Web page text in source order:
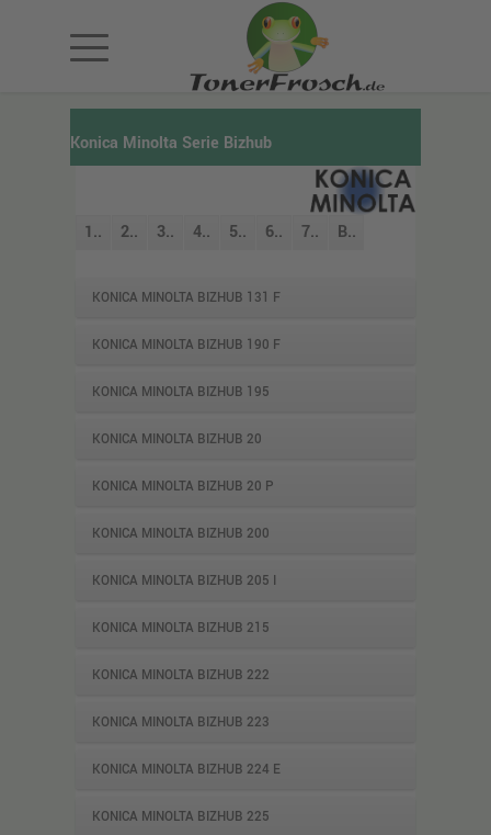
Konica Minolta Serie Bizhub
1.. 2.. 3.. 4.. 5.. 6.. 7.. B..
KONICA MINOLTA BIZHUB 131 F
KONICA MINOLTA BIZHUB 190 F
KONICA MINOLTA BIZHUB 195
KONICA MINOLTA BIZHUB 20
KONICA MINOLTA BIZHUB 20 P
KONICA MINOLTA BIZHUB 200
KONICA MINOLTA BIZHUB 205 I
KONICA MINOLTA BIZHUB 215
KONICA MINOLTA BIZHUB 222
KONICA MINOLTA BIZHUB 223
KONICA MINOLTA BIZHUB 224 E
KONICA MINOLTA BIZHUB 225